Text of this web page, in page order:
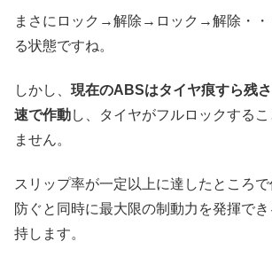
まさにロック→解除→ロック→解除・・
る状態ですね。
しかし、 現在のABSはタイヤ痕すら残
速で作動し、タイヤがフルロックする
ません。
スリップ率が一定以上に達したところ
防ぐと同時に最大限の制動力を発揮で
持します。